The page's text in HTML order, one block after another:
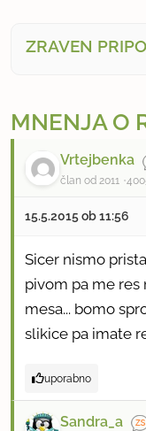
ZRAVEN
MNENJA O
Vrtejbenka
član od 2011
15.5.2015 ob 11:56
Sicer nismo
pivom pa me res
mesa... bomo
slikice pa imate
uporabno
Sandra_a